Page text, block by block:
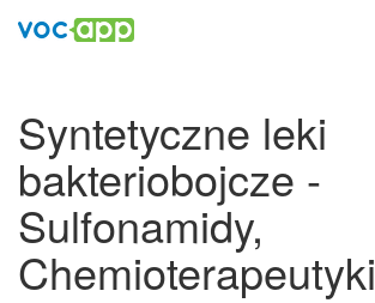
Syntetyczne leki
bakteriobojcze -
Sulfonamidy,
Chemioterapeutyki